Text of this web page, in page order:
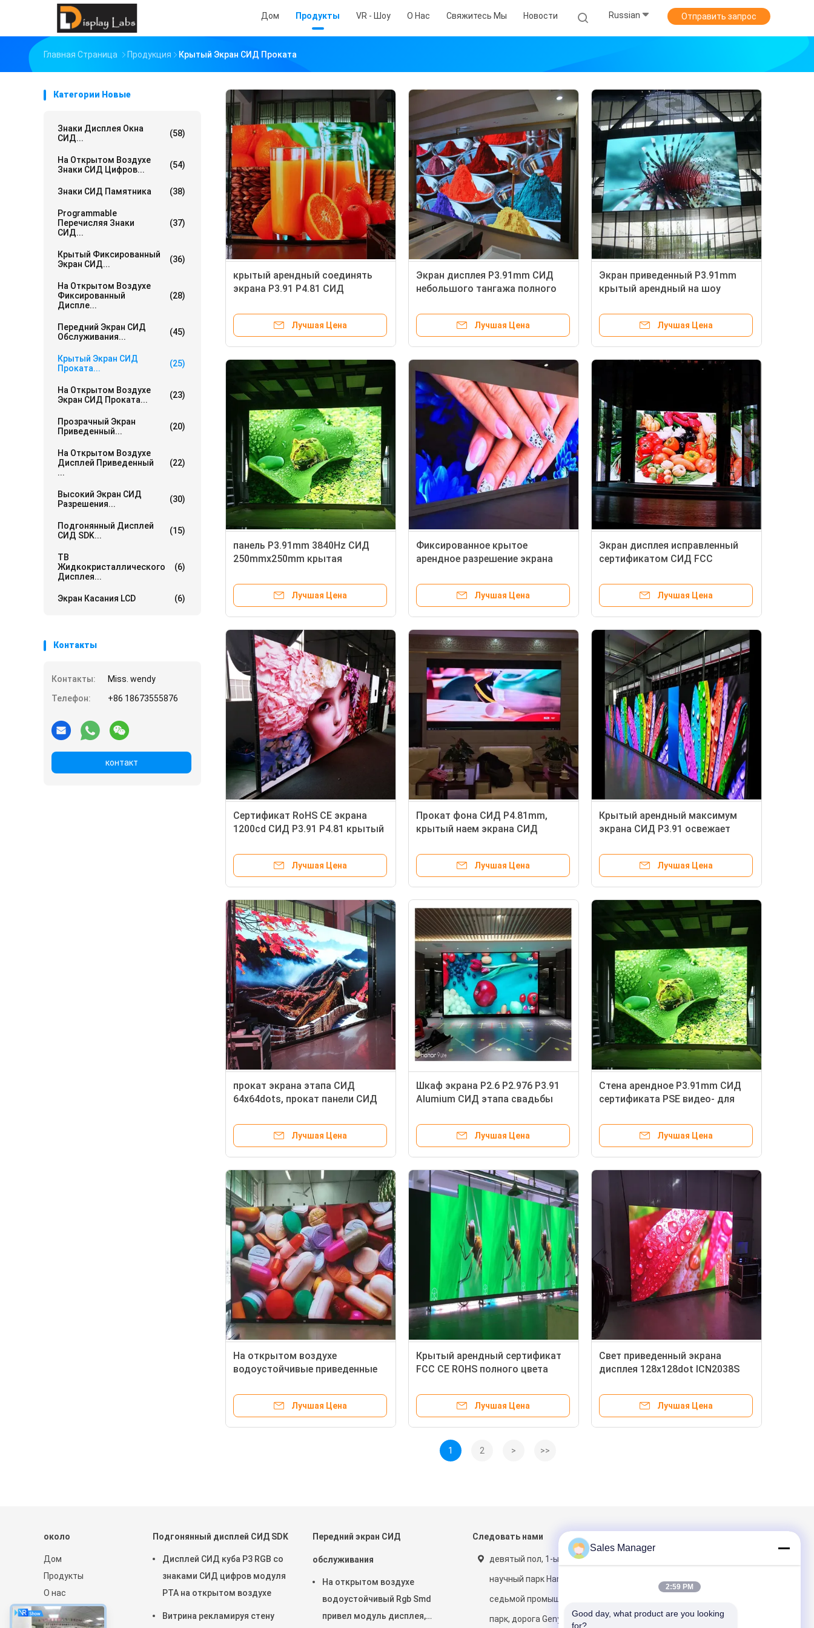
Дом Продукты VR - Шоу О Нас Свяжитесь Мы Новости Russian Отправить запрос
Главная Страница Продукция Крытый Экран СИД Проката
Категории Новые
Знаки Дисплея Окна
СИД...
(58)
На Открытом Воздухе
Знаки СИД Цифров...
(54)
Знаки СИД Памятника (38)
Programmable
Перечисляя Знаки
СИД...
(37)
Крытый Фиксированный
Экран СИД...
(36)
На Открытом Воздухе
Фиксированный
Диспле...
(28)
Передний Экран СИД
Обслуживания...
(45)
Крытый Экран СИД
Проката...
(25)
На Открытом Воздухе
Экран СИД Проката...
(23)
Прозрачный Экран
Приведенный...
(20)
На Открытом Воздухе
Дисплей Приведенный
...
(22)
Высокий Экран СИД
Разрешения...
(30)
Подгонянный Дисплей
СИД SDK...
(15)
ТВ
Жидкокристаллического
Дисплея...
(6)
Экран Касания LCD (6)
Контакты
Контакты:
Miss. wendy
Телефон:
+86 18673555876
контакт
крытый арендный соединять
экрана P3.91 P4.81 СИД
Лучшая Цена
Экран дисплея P3.91mm СИД
небольшого тангажа полного
Лучшая Цена
Экран приведенный P3.91mm
крытый арендный на шоу
Лучшая Цена
панель P3.91mm 3840Hz СИД
250mmx250mm крытая
Лучшая Цена
Фиксированное крытое
арендное разрешение экрана
Лучшая Цена
Экран дисплея исправленный
сертификатом СИД FCC
Лучшая Цена
Сертификат RoHS CE экрана
1200cd СИД P3.91 P4.81 крытый
Лучшая Цена
Прокат фона СИД P4.81mm,
крытый наем экрана СИД
Лучшая Цена
Крытый арендный максимум
экрана СИД P3.91 освежает
концерта
Лучшая Цена
прокат экрана этапа СИД
64x64dots, прокат панели СИД
Лучшая Цена
Шкаф экрана P2.6 P2.976 P3.91
Alumium СИД этапа свадьбы
Лучшая Цена
Стена арендное P3.91mm СИД
сертификата PSE видео- для
Лучшая Цена
На открытом воздухе
водоустойчивые приведенные
энергосберегающее с
низкочастотным течением
Лучшая Цена
Крытый арендный сертификат
FCC CE ROHS полного цвета
Лучшая Цена
Свет приведенный экрана
дисплея 128x128dot ICN2038S
черный
Лучшая Цена
1 2 > >>
около
Дом
Продукты
О нас
Новости
Подгонянный дисплей СИД SDK
Дисплей СИД куба P3 RGB со
знаками СИД цифров модуля
РТА на открытом воздухе
Витрина рекламируя стену
Передний экран СИД
обслуживания
На открытом воздухе
водоустойчивый Rgb Smd
привел модуль дисплея,
Следовать нами
девятый пол, 1-ый Bldg,
научный парк Hanhaida,
седьмой промышленный
парк, дорога Genyu,
Sales Manager
2:59 PM
Good day, what product are you looking
for?